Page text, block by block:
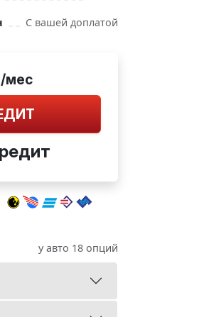
С вашей доплатой
мес
у авто 18 опций